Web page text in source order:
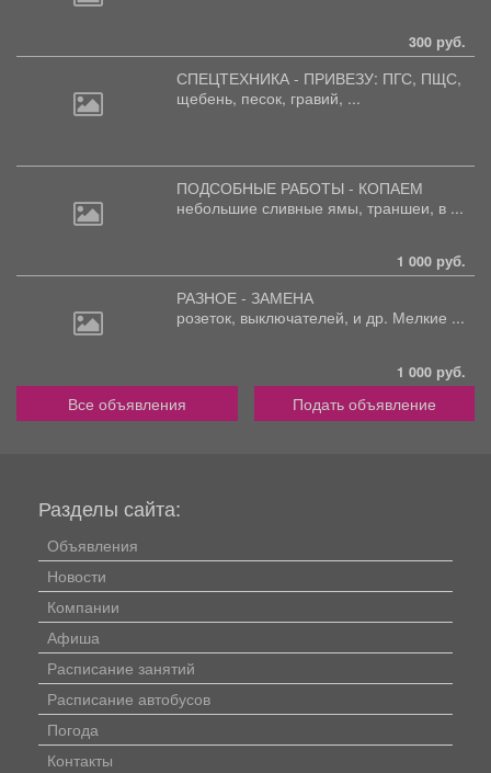
300 руб.
СПЕЦТЕХНИКА - ПРИВЕЗУ: ПГС, ПЩС,
щебень, песок, гравий, ...
ПОДСОБНЫЕ РАБОТЫ - КОПАЕМ
небольшие сливные ямы, траншеи, в ...
1 000 руб.
РАЗНОЕ - ЗАМЕНА
розеток, выключателей, и др. Мелкие ...
1 000 руб.
Все объявления Подать объявление
Разделы сайта:
Объявления
Новости
Компании
Афиша
Расписание занятий
Расписание автобусов
Погода
Контакты